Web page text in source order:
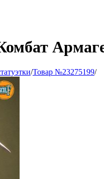
/Товар №23275199/